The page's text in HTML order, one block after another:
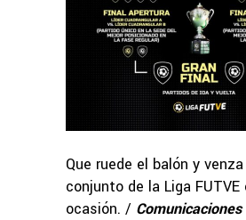
Que ruede el balón y
conjunto de la Liga
ocasión. / Comunicaciones